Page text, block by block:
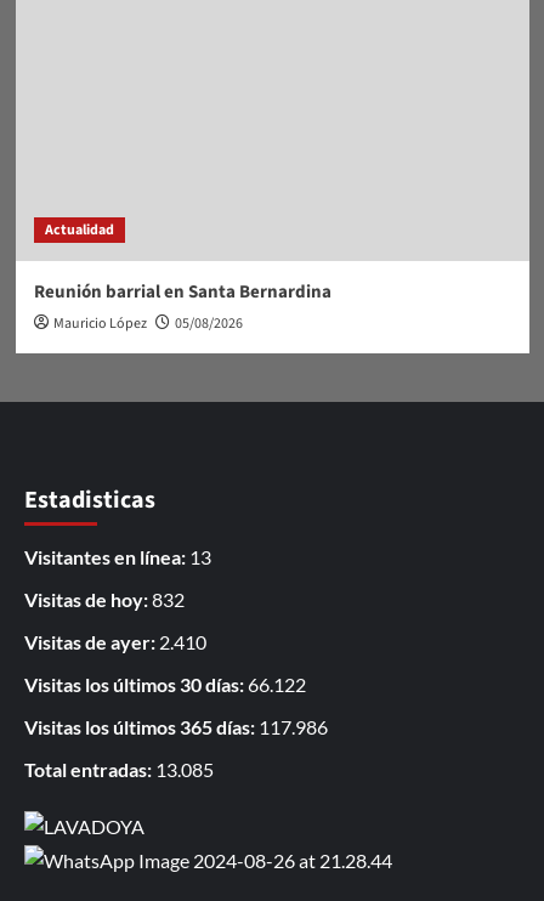
Actualidad
Reunión barrial en Santa Bernardina
Mauricio López 05/08/2026
Estadisticas
Visitantes en línea: 13
Visitas de hoy:832
Visitas de ayer: 2.410
Visitas los últimos 30 días:66.122
Visitas los últimos 365 días: 117.986
Total entradas: 13.085